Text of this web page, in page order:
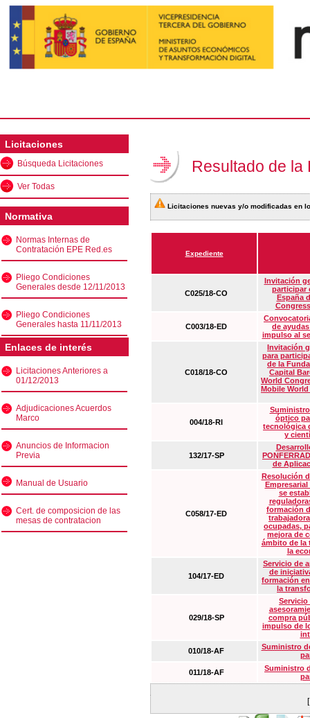
Licitaciones
Búsqueda Licitaciones
Ver Todas
Normativa
Normas Internas de
Contratación EPE Red.es
Pliego Condiciones
Generales desde 12/11/2013
Pliego Condiciones
Generales hasta 11/11/2013
Enlaces de interés
Licitaciones Anteriores a
01/12/2013
Adjudicaciones Acuerdos
Marco
Anuncios de Informacion
Previa
Manual de Usuario
Cert. de composicion de las
mesas de contratacion
Resultado de la
Licitaciones nuevas y/o modificadas en
Expediente
C025/18-CO
Invitación
participar
España
C003/18-ED
de
impulso al
C018/18-CO
Invitación
para
de la
Capital
World
Mobile
004/18-RI
óptico
tecnológica
y
132/17-SP
de
C058/17-ED
Resolución
Empresarial
se
formación
ocupadas,
mejora de
ámbito de la
la
104/17-ED
Servicio de
de
formación
la
029/18-SP
Servicio
compra
impulso de
010/18-AF
Suministro
011/18-AF
Suministro